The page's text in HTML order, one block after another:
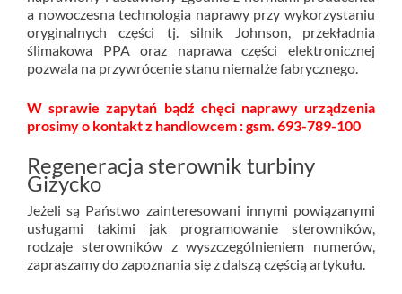
a nowoczesna technologia naprawy przy wykorzystaniu
oryginalnych części tj. silnik Johnson, przekładnia
ślimakowa PPA oraz naprawa części elektronicznej
pozwala na przywrócenie stanu niemalże fabrycznego.
W sprawie zapytań bądź chęci naprawy urządzenia
prosimy o kontakt z handlowcem : gsm. 693-789-100
Regeneracja sterownik turbiny
Giżycko
Jeżeli są Państwo zainteresowani innymi powiązanymi
usługami takimi jak programowanie sterowników,
rodzaje sterowników z wyszczególnieniem numerów,
zapraszamy do zapoznania się z dalszą częścią artykułu.